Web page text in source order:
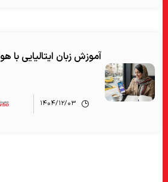
آموزش زبان ایتالیایی
۱۴۰۴/۱۲/۰۳